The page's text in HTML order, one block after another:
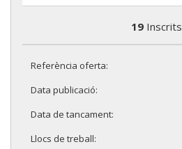
19Inscrits
Referència oferta:
Data publicació:
Data de tancament:
Llocs de treball: